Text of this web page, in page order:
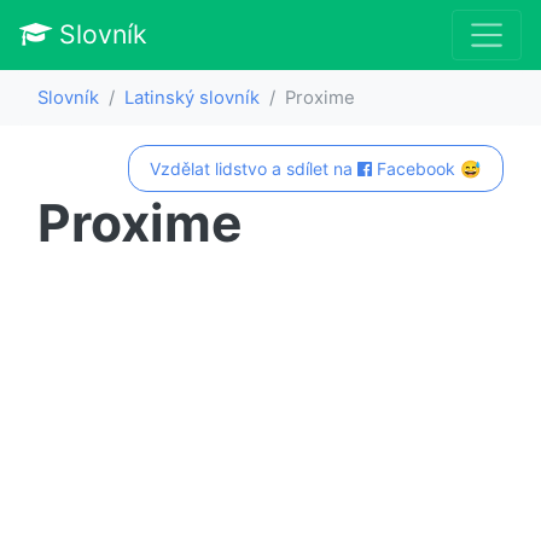
Slovník
Slovník Latinský slovník Proxime
Vzdělat lidstvo a sdílet na Facebook 😅
Proxime